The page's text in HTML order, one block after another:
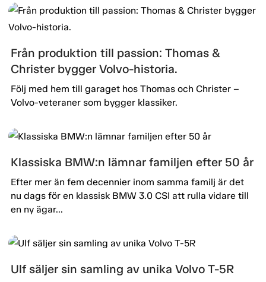
Från produktion till passion: Thomas &
Christer bygger Volvo-historia.
Följ med hem till garaget hos Thomas och Christer –
Volvo-veteraner som bygger klassiker.
Klassiska BMW:n lämnar familjen efter 50 år
Efter mer än fem decennier inom samma familj är det
nu dags för en klassisk BMW 3.0 CSI att rulla vidare till
en ny ägar...
Ulf säljer sin samling av unika Volvo T-5R